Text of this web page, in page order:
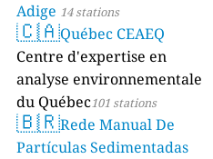
Adige 14 stations
🇨🇦Québec CEAEQ
Centre d'expertise en
analyse environnementale
du Québec101 stations
🇧🇷Rede Manual De
Partículas Sedimentadas